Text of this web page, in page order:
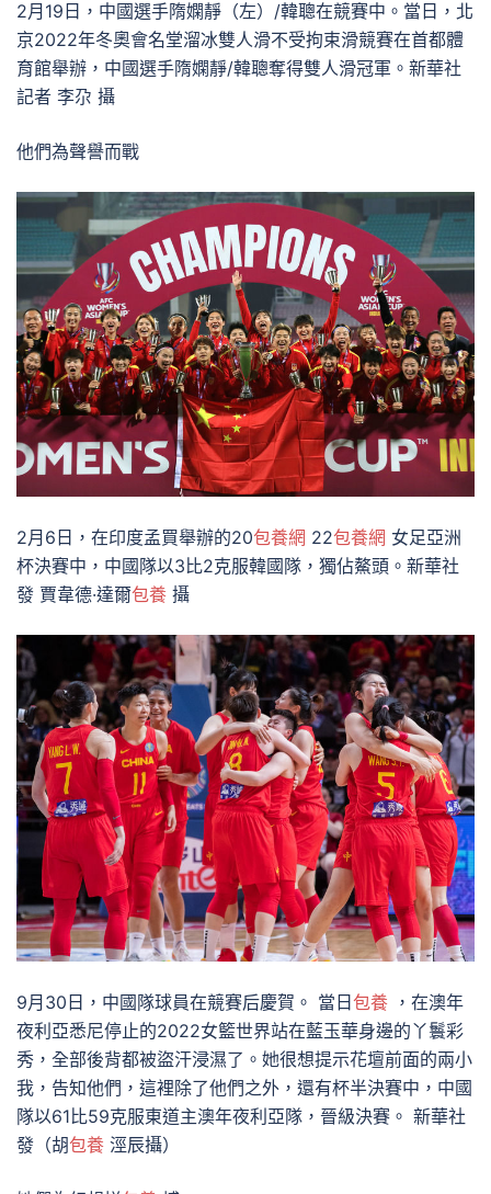
2月19日，中國選手隋嫻靜（左）/韓聰在競賽中。當日，北
京2022年冬奧會名堂溜冰雙人滑不受拘束滑競賽在首都體
育館舉辦，中國選手隋嫻靜/韓聰奪得雙人滑冠軍。新華社
記者 李尕 攝
他們為聲譽而戰
2月6日，在印度孟買舉辦的20包養網 22包養網 女足亞洲
杯決賽中，中國隊以3比2克服韓國隊，獨佔鰲頭。新華社
發 賈韋德·達爾包養 攝
9月30日，中國隊球員在競賽后慶賀。 當日包養 ，在澳年
夜利亞悉尼停止的2022女籃世界站在藍玉華身邊的丫鬟彩
秀，全部後背都被盜汗浸濕了。她很想提示花壇前面的兩小
我，告知他們，這裡除了他們之外，還有杯半決賽中，中國
隊以61比59克服東道主澳年夜利亞隊，晉級決賽。 新華社
發（胡包養 涇辰攝）